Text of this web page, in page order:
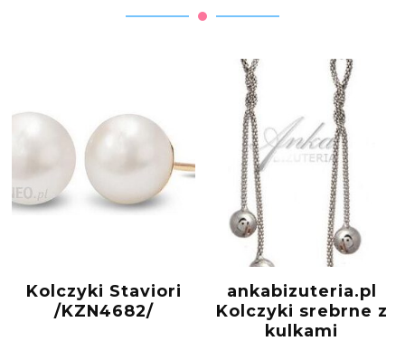
Kolczyki Staviori
/KZN4682/
ankabizuteria.pl
Kolczyki srebrne z
kulkami